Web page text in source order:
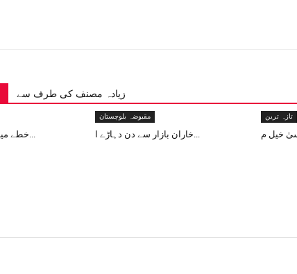
زیادہ مصنف کی طرف سے
خطے میں اب ایک نیوآرڈر نا...
مقبوضہ بلوچستان
خاران بازار سے دن دہاڑے ا...
تازہ ترین